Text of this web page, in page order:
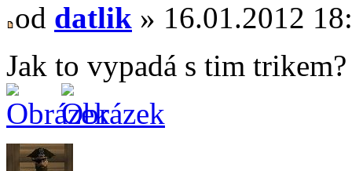
od datlik » 16.01.2012
Jak to vypadá s tim